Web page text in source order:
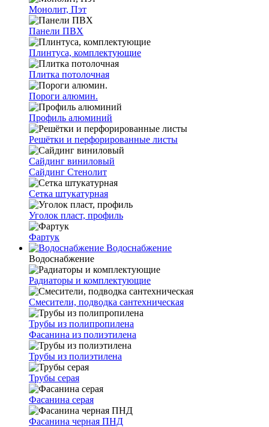
Монолит, Пэт
Панели ПВХ
Плинтуса, комплектующие
Плитка потолочная
Пороги алюмин.
Профиль алюминий
Решётки и перфорированные листы
Сайдинг виниловый
Сайдинг Стенолит
Сетка штукатурная
Уголок пласт, профиль
Фартук
Водоснабжение
Водоснабжение
Радиаторы и комплектующие
Смесители, подводка сантехническая
Трубы из полипропилена
Фасанина из полиэтилена
Трубы из полиэтилена
Трубы серая
Фасанина серая
Фасанина черная ПНД